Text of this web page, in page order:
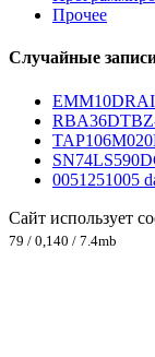
Прочее
Случайные
EMM10DRAI
0051251005
Сайт использует
79 / 0,140 / 7.4mb